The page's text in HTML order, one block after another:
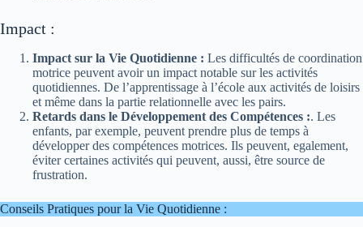
Impact :
Impact sur la Vie Quotidienne : Les difficultés de coordination
motrice peuvent avoir un impact notable sur les activités
quotidiennes. De l’apprentissage à l’école aux activités de loisirs
et même dans la partie relationnelle avec les pairs.
Retards dans le Développement des Compétences :. Les
enfants, par exemple, peuvent prendre plus de temps à
développer des compétences motrices. Ils peuvent, egalement,
éviter certaines activités qui peuvent, aussi, être source de
frustration.
Conseils Pratiques pour la Vie Quotidienne :